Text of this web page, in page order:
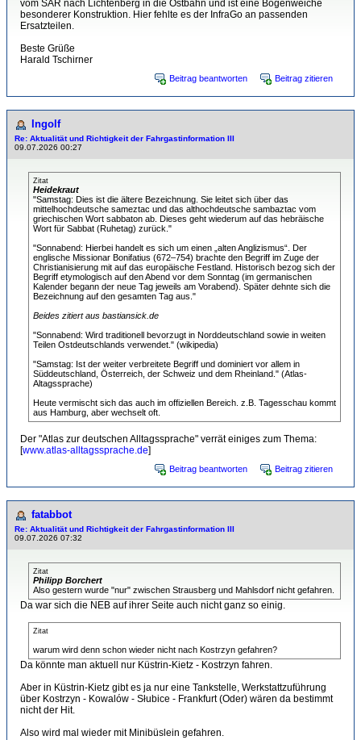
vom SAR nach Lichtenberg in die Ostbahn und ist eine Bogenweiche
besonderer Konstruktion. Hier fehlte es der InfraGo an passenden
Ersatzteilen.
Beste Grüße
Harald Tschirner
Beitrag beantworten Beitrag zitieren
Ingolf
Re: Aktualität und Richtigkeit der Fahrgastinformation III
09.07.2026 00:27
Zitat
Heidekraut
"Samstag: Dies ist die ältere Bezeichnung. Sie leitet sich über das
mittelhochdeutsche sameztac und das althochdeutsche sambaztac vom
griechischen Wort sabbaton ab. Dieses geht wiederum auf das hebräische
Wort für Sabbat (Ruhetag) zurück."
"Sonnabend: Hierbei handelt es sich um einen „alten Anglizismus“. Der
englische Missionar Bonifatius (672–754) brachte den Begriff im Zuge der
Christianisierung mit auf das europäische Festland. Historisch bezog sich der
Begriff etymologisch auf den Abend vor dem Sonntag (im germanischen
Kalender begann der neue Tag jeweils am Vorabend). Später dehnte sich die
Bezeichnung auf den gesamten Tag aus."
Beides zitiert aus bastiansick.de
"Sonnabend: Wird traditionell bevorzugt in Norddeutschland sowie in weiten
Teilen Ostdeutschlands verwendet." (wikipedia)
"Samstag: Ist der weiter verbreitete Begriff und dominiert vor allem in
Süddeutschland, Österreich, der Schweiz und dem Rheinland." (Atlas-
Altagssprache)
Heute vermischt sich das auch im offiziellen Bereich. z.B. Tagesschau kommt
aus Hamburg, aber wechselt oft.
Der "Atlas zur deutschen Alltagssprache" verrät einiges zum Thema:
[www.atlas-alltagssprache.de]
Beitrag beantworten Beitrag zitieren
fatabbot
Re: Aktualität und Richtigkeit der Fahrgastinformation III
09.07.2026 07:32
Zitat
Philipp Borchert
Also gestern wurde "nur" zwischen Strausberg und Mahlsdorf nicht gefahren.
Da war sich die NEB auf ihrer Seite auch nicht ganz so einig.
Zitat
warum wird denn schon wieder nicht nach Kostrzyn gefahren?
Da könnte man aktuell nur Küstrin-Kietz - Kostrzyn fahren.
Aber in Küstrin-Kietz gibt es ja nur eine Tankstelle, Werkstattzuführung
über Kostrzyn - Kowalów - Słubice - Frankfurt (Oder) wären da bestimmt
nicht der Hit.
Also wird mal wieder mit Minibüslein gefahren.